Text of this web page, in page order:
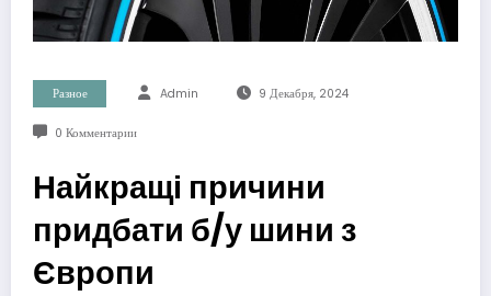
Разное Admin 9 Декабря, 2024
0 Комментарии
Найкращі причини
придбати б/у шини з
Європи